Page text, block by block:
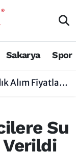
Sakarya Spor
Açıkladı
Su